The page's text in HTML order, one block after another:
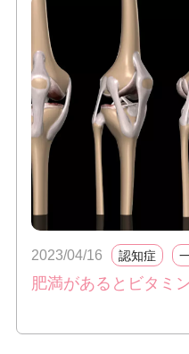
2023/04/16 認知症
肥満があるとビタミ